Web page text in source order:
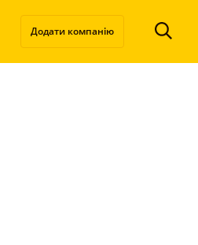
Додати компанію